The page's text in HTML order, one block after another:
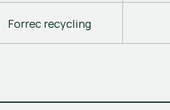
Forrec recycling